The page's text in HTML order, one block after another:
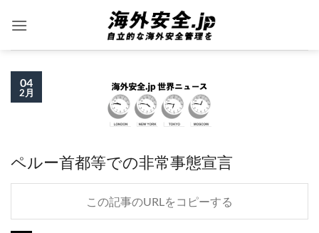
04
2月
ペルー首都等での非常事態宣言
この記事のURLをコピーする